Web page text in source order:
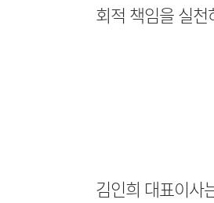
회적 책임을 실천
김인희 대표이사